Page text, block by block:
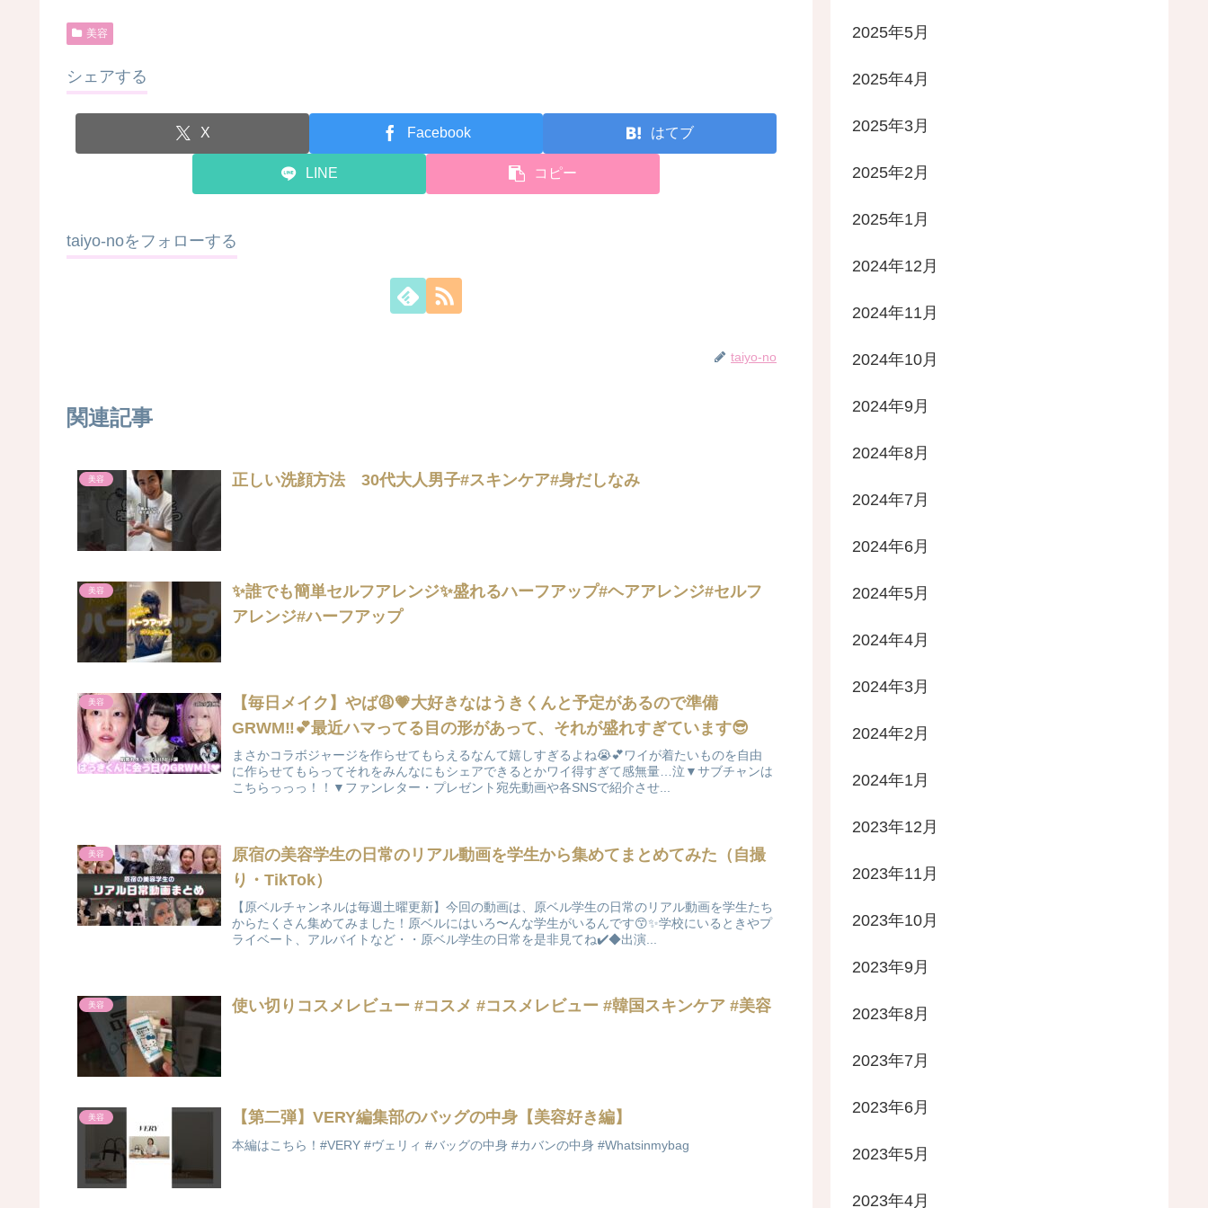
美容
シェアする
X Facebook はてブ
LINE コピー
taiyo-noをフォローする
taiyo-no
関連記事
美容 正しい洗顔方法 30代大人男子#スキンケア#身だしなみ
美容
✨誰でも簡単セルフアレンジ✨盛れるハーフアップ#ヘアアレンジ#セルフ
アレンジ#ハーフアップ
美容
【毎日メイク】やば😩💗大好きなはうきくんと予定があるので準備
GRWM‼︎💕最近ハマってる目の形があって、それが盛れすぎています😎
まさかコラボジャージを作らせてもらえるなんて嬉しすぎるよね😭💕ワイが着たいものを自由
に作らせてもらってそれをみんなにもシェアできるとかワイ得すぎて感無量…泣▼サブチャンは
こちらっっっ！！▼ファンレター・プレゼント宛先動画や各SNSで紹介させ...
美容
原宿の美容学生の日常のリアル動画を学生から集めてまとめてみた（自撮
り・TikTok）
【原ベルチャンネルは毎週土曜更新】今回の動画は、原ベル学生の日常のリアル動画を学生たち
からたくさん集めてみました！原ベルにはいろ〜んな学生がいるんです😙✨学校にいるときやプ
ライベート、アルバイトなど・・原ベル学生の日常を是非見てね✔️◆出演...
美容 使い切りコスメレビュー #コスメ #コスメレビュー #韓国スキンケア #美容
美容 【第二弾】VERY編集部のバッグの中身【美容好き編】
本編はこちら！#VERY #ヴェリィ #バッグの中身 #カバンの中身 #Whatsinmybag
2025年5月
2025年4月
2025年3月
2025年2月
2025年1月
2024年12月
2024年11月
2024年10月
2024年9月
2024年8月
2024年7月
2024年6月
2024年5月
2024年4月
2024年3月
2024年2月
2024年1月
2023年12月
2023年11月
2023年10月
2023年9月
2023年8月
2023年7月
2023年6月
2023年5月
2023年4月